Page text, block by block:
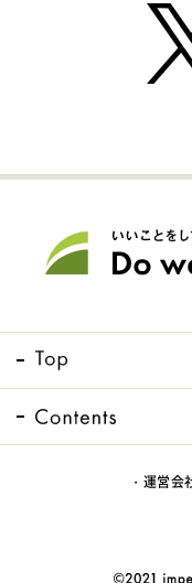
・運営会